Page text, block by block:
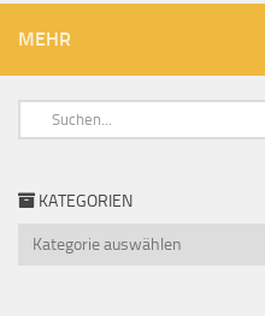
MEHR
KATEGORIEN